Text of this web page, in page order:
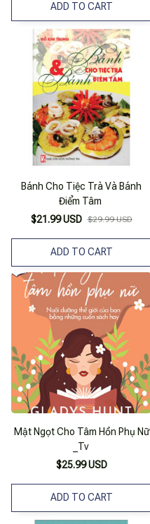
ADD TO CART
Bánh Cho Tiệc Trà Và Bánh
Điểm Tâm
$21.99 USD $29.99 USD
ADD TO CART
Mật Ngọt Cho Tâm Hồn Phụ Nữ
_Tv
$25.99 USD
ADD TO CART